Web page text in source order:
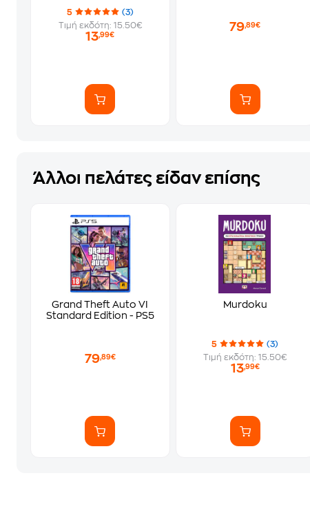
5
(3)
Τιμή εκδότη: 15.50€
13,99€
79,89€
Άλλοι πελάτες είδαν επίσης
Grand Theft Auto VI
Standard Edition - PS5
79,89€
Murdoku
5
(3)
Τιμή εκδότη: 15.50€
13,99€